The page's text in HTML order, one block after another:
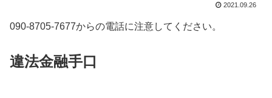
2021.09.26
090-8705-7677からの電話に注意してください。
違法金融手口